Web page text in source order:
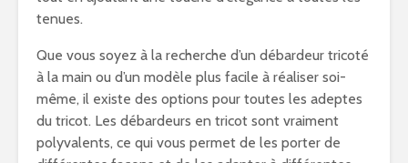
tenues.
Que vous soyez à la recherche d’un débardeur tricoté
à la main ou d’un modèle plus facile à réaliser soi-
même, il existe des options pour toutes les adeptes
du tricot. Les débardeurs en tricot sont vraiment
polyvalents, ce qui vous permet de les porter de